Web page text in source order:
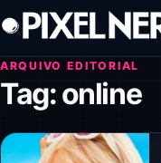
Pular para o conteúdo
ARQUIVO EDITORIAL
Tag:online